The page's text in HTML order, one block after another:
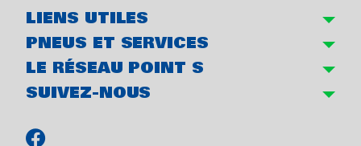
LIENS UTILES
PNEUS ET SERVICES
LE RÉSEAU POINT S
SUIVEZ-NOUS